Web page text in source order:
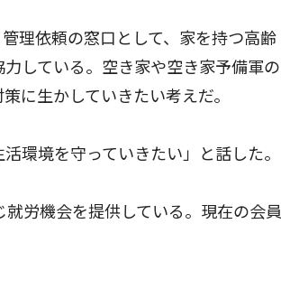
理依頼の窓口として、家を持つ高齢
している。空き家や空き家予備軍の
に生かしていきたい考えだ。
環境を守っていきたい」と話した。
労機会を提供している。現在の会員